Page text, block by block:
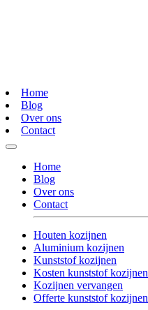
Home
Blog
Over ons
Contact
Home
Blog
Over ons
Contact
Houten kozijnen
Aluminium kozijnen
Kunststof kozijnen
Kosten kunststof kozijnen
Kozijnen vervangen
Offerte kunststof kozijnen